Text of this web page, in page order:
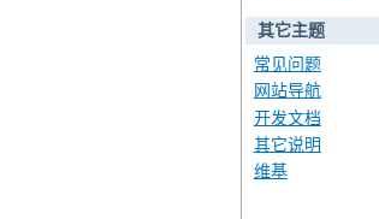
其它主题
常见问题
网站导航
开发文档
其它说明
维基